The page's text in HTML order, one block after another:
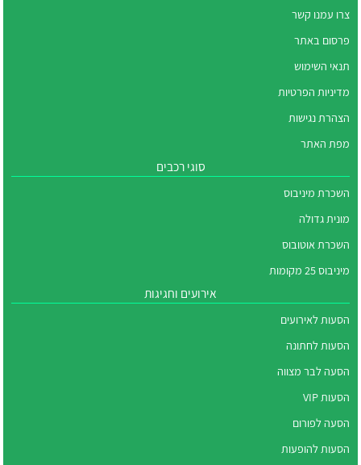
צרו עמנו קשר
פרסום באתר
תנאי השימוש
מדיניות הפרטיות
הצהרת נגישות
מפת האתר
סוגי רכבים
השכרת מיניבוס
מונית גדולה
השכרת אוטובוס
מיניבוס 25 מקומות
אירועים וחגיגות
הסעות לאירועים
הסעות לחתונה
הסעה לבר מצווה
הסעות VIP
הסעה לפורום
הסעות להופעות